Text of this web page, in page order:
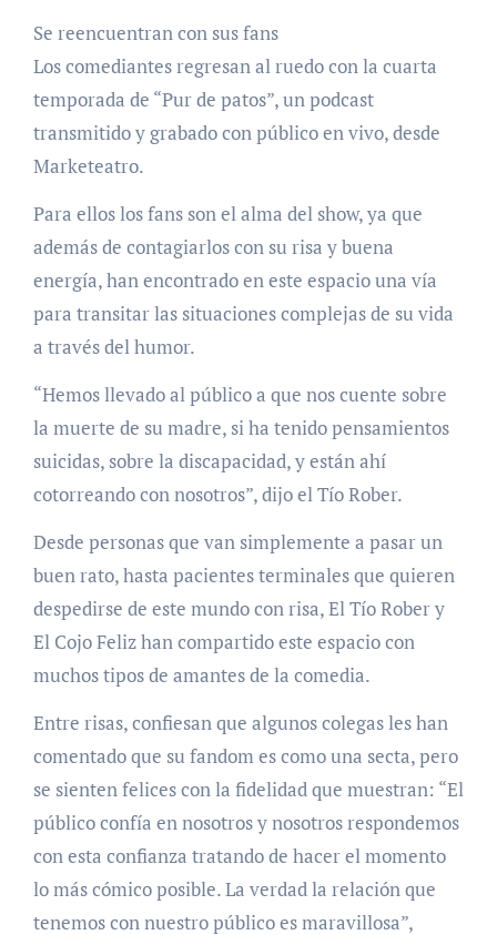
Se reencuentran con sus fans
Los comediantes regresan al ruedo con la cuarta
temporada de “Pur de patos”, un podcast
transmitido y grabado con público en vivo, desde
Marketeatro.
Para ellos los fans son el alma del show, ya que
además de contagiarlos con su risa y buena
energía, han encontrado en este espacio una vía
para transitar las situaciones complejas de su vida
a través del humor.
“Hemos llevado al público a que nos cuente sobre
la muerte de su madre, si ha tenido pensamientos
suicidas, sobre la discapacidad, y están ahí
cotorreando con nosotros”, dijo el Tío Rober.
Desde personas que van simplemente a pasar un
buen rato, hasta pacientes terminales que quieren
despedirse de este mundo con risa, El Tío Rober y
El Cojo Feliz han compartido este espacio con
muchos tipos de amantes de la comedia.
Entre risas, confiesan que algunos colegas les han
comentado que su fandom es como una secta, pero
se sienten felices con la fidelidad que muestran: “El
público confía en nosotros y nosotros respondemos
con esta confianza tratando de hacer el momento
lo más cómico posible. La verdad la relación que
tenemos con nuestro público es maravillosa”,